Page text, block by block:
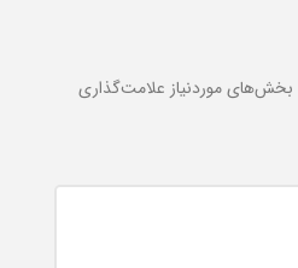
بخش‌های موردنیاز علامت‌گذاری